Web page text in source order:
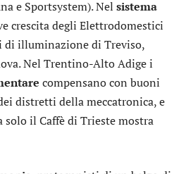
e Sportsystem). Nel sistema
crescita degli Elettrodomestici
di illuminazione di Treviso,
Nel Trentino-Alto Adige i
compensano con buoni
distretti della meccatronica, e
il Caffè di Trieste mostra